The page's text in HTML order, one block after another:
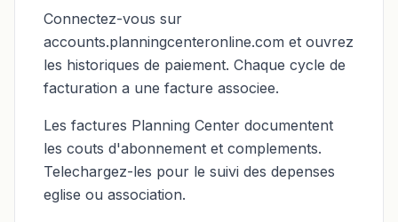
Connectez-vous sur
accounts.planningcenteronline.com et ouvrez
les historiques de paiement. Chaque cycle de
facturation a une facture associee.
Les factures Planning Center documentent
les couts d'abonnement et complements.
Telechargez-les pour le suivi des depenses
eglise ou association.